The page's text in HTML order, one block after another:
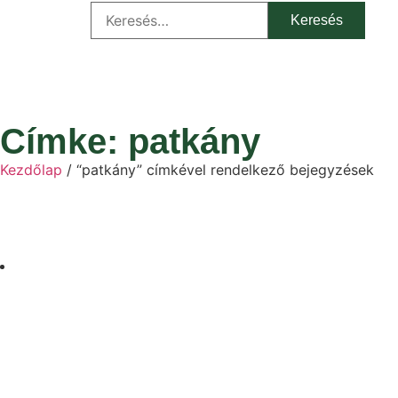
Címke: patkány
Kezdőlap / “patkány” címkével rendelkező bejegyzések